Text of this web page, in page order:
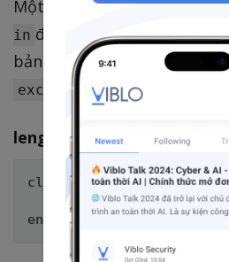
Một lần nữa, các bạn lại
in để cung cấp một tập
bản thì
inclusion đang
exclusion .
length
class User <
validates :bio,